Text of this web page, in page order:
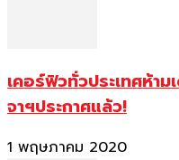
เคอร์ฟิวทั่วประเทศห้า
จาฯประกาศแล้ว!
1 พฤษภาคม 2020